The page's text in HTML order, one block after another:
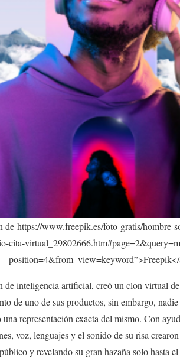
de https://www.freepik.es/foto-gratis/hombre-
cita-
de inteligencia artificial, creó un clon virtual
de uno de sus productos, sin embargo,
representación exacta del mismo. Con
voz, lenguajes y el sonido de su risa
y revelando su gran hazaña solo hasta